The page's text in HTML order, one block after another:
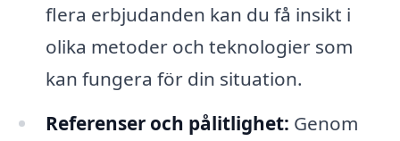
flera erbjudanden kan du få insikt i
olika metoder och teknologier som
kan fungera för din situation.
Referenser och pålitlighet: Genom